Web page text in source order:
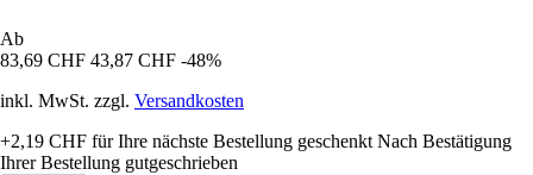
Ab
83,69 CHF 43,87 CHF -48%
inkl. MwSt. zzgl. Versandkosten
+2,19 CHF für Ihre nächste Bestellung geschenkt Nach Bestätigung
Ihrer Bestellung gutgeschrieben